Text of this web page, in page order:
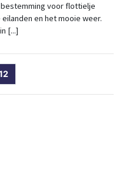
voor flottielje
en het mooie weer.
[...]